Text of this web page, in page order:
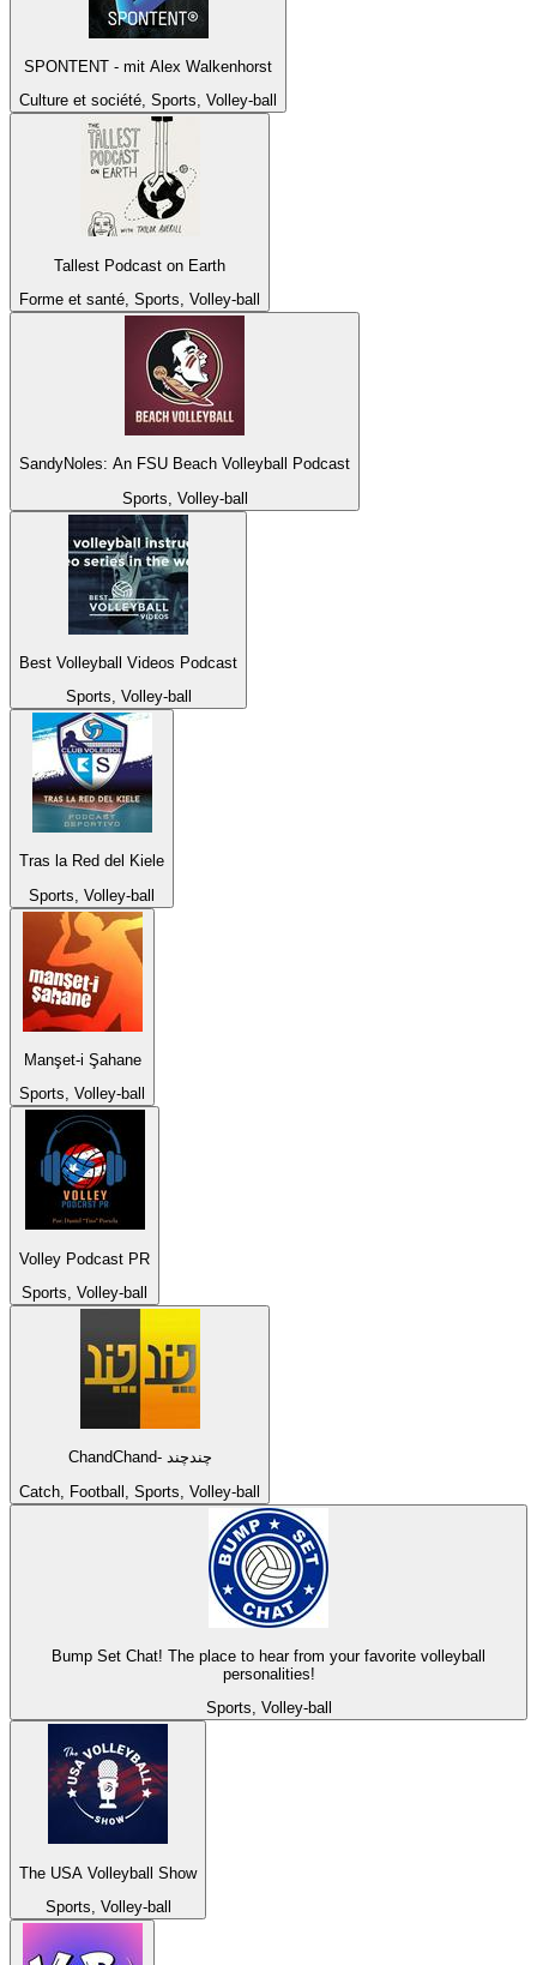
SPONTENT - mit Alex Walkenhorst
Culture et société, Sports, Volley-ball
Tallest Podcast on Earth
Forme et santé, Sports, Volley-ball
SandyNoles: An FSU Beach Volleyball Podcast
Sports, Volley-ball
Best Volleyball Videos Podcast
Sports, Volley-ball
Tras la Red del Kiele
Sports, Volley-ball
Manşet-i Şahane
Sports, Volley-ball
Volley Podcast PR
Sports, Volley-ball
ChandChand- چندچند
Catch, Football, Sports, Volley-ball
Bump Set Chat! The place to hear from your favorite volleyball
personalities!
Sports, Volley-ball
The USA Volleyball Show
Sports, Volley-ball